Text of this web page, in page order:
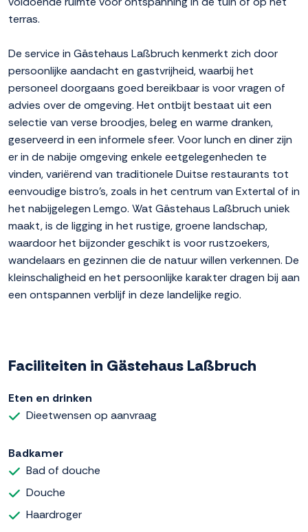
terras.
De service in Gästehaus Laßbruch kenmerkt zich door
persoonlijke aandacht en gastvrijheid, waarbij het
personeel doorgaans goed bereikbaar is voor vragen of
advies over de omgeving. Het ontbijt bestaat uit een
selectie van verse broodjes, beleg en warme dranken,
geserveerd in een informele sfeer. Voor lunch en diner zijn
er in de nabije omgeving enkele eetgelegenheden te
vinden, variërend van traditionele Duitse restaurants tot
eenvoudige bistro's, zoals in het centrum van Extertal of in
het nabijgelegen Lemgo. Wat Gästehaus Laßbruch uniek
maakt, is de ligging in het rustige, groene landschap,
waardoor het bijzonder geschikt is voor rustzoekers,
wandelaars en gezinnen die de natuur willen verkennen. De
kleinschaligheid en het persoonlijke karakter dragen bij aan
een ontspannen verblijf in deze landelijke regio.
Faciliteiten in Gästehaus Laßbruch
Eten en drinken
Dieetwensen op aanvraag
Badkamer
Bad of douche
Douche
Haardroger